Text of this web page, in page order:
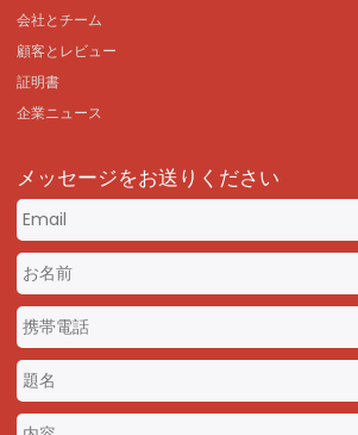
会社とチーム
顧客とレビュー
証明書
企業ニュース
メッセージをお送りください